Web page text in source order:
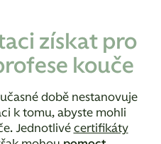
získat pro
kouče
době nestanovuje
k tomu, abyste mohli
Jednotlivé certifikáty